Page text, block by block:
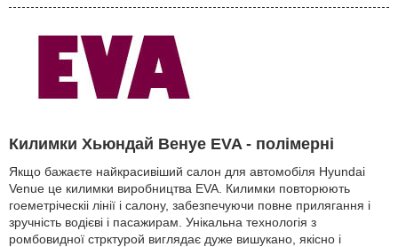
Килимки Хьюндай Венуе EVA - полімерні
Якщо бажаєте найкрасивіший салон для автомобіля Hyundai
Venue це килимки виробництва EVA. Килимки повторюють
гоеметріческіі лінії і салону, забезпечуючи повне прилягання і
зручність водієві і пасажирам. Унікальна технологія з
ромбовидної стрктурой виглядає дуже вишукано, якісно і